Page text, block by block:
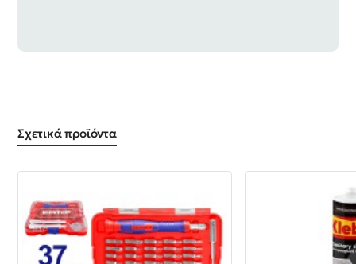
Σχετικά προϊόντα